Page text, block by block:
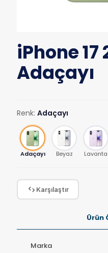
iPhone 17
Adaçayı
Renk: Adaçayı
Adaçayı Beyaz Lavanta
Karşılaştır
Ürün
Marka